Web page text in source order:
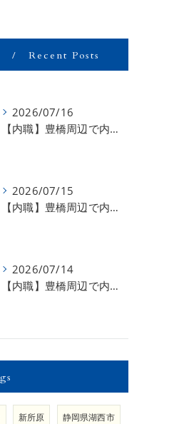
Recent Posts
2026/07/16
【内職】豊橋周辺で内職のお仕事を探している方募集中！【お仕事の内容】
2026/07/15
【内職】豊橋周辺で内職のお仕事を探している方募集中！【急な学級閉鎖も安心】
2026/07/14
【内職】豊橋周辺で内職のお仕事を探している方募集中！【内職さまのお声②】
新所原 静岡県湖西市